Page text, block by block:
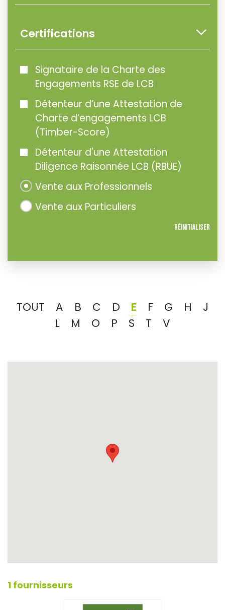
Certifications
Signataire de la Charte des
Engagements RSE de LCB
Détenteur d’une Attestation de
Charte d’engagements LCB
(Timber-Score)
Détenteur d'une Attestation
Diligence Raisonnée LCB (RBUE)
Vente aux Professionnels
Vente aux Particuliers
Réinitialiser
TOUT A B C D E F G H
J
L
M O P S T V
1 fournisseurs